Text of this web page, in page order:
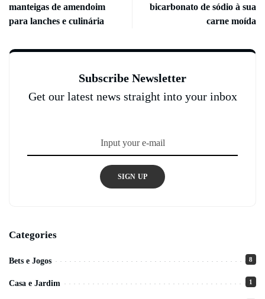
manteigas de amendoim
para lanches e culinária
bicarbonato de sódio à sua
carne moída
Subscribe Newsletter
Get our latest news straight into your inbox
SIGN UP
Categories
Bets e Jogos 8
Casa e Jardim 1